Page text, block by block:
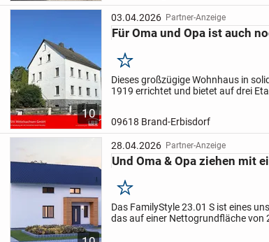
10
03.04.2026 Partner-Anzeige
Für Oma und Opa ist auch
Merken
Dieses großzügige Wohnhaus in
1919 errichtet und bietet auf drei
09618 Brand-Erbisdorf
28.04.2026 Partner-Anzeige
Und Oma & Opa ziehen mit
Merken
Das FamilyStyle 23.01 S ist eines
das auf einer Nettogrundfläche von